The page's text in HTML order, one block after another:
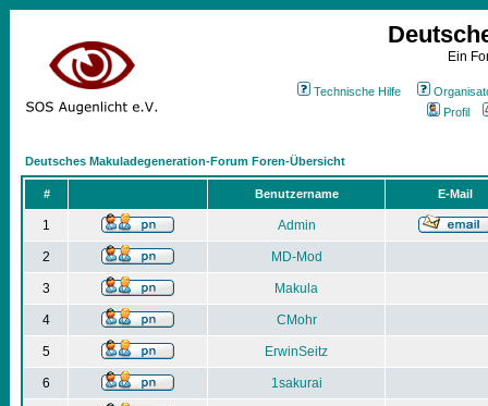
Ein
Technische Hilfe
Profil
Deutsches Makuladegeneration-Forum Foren-Übersicht
# Benutzername E-Mail
1 Admin
2 MD-Mod
3 Makula
4 CMohr
5 ErwinSeitz
6 1sakurai